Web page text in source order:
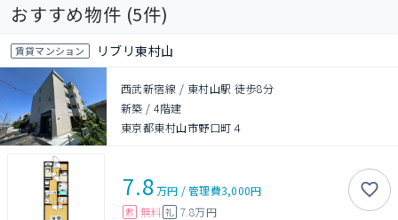
おすすめ物件 (5件)
賃貸マンション リブリ東村山
西武新宿線 / 東村山駅 徒歩8分
新築 /4階建
東京都東村山市野口町４
7.8万円 /管理費3,000円
敷 無料 礼 7.8万円